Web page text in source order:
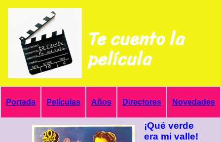
Te cuento la
película
Portada Películas Años Directores Novedades
¡Qué verde
era mi valle!